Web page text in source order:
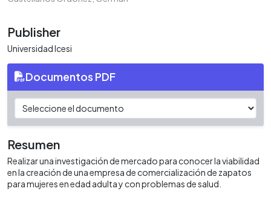
Publisher
Universidad Icesi
Documentos PDF
Resumen
Realizar una investigación de mercado para conocer la viabilidad
en la creación de una empresa de comercialización de zapatos
para mujeres en edad adulta y con problemas de salud.